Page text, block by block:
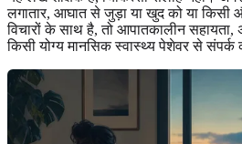
लगातार, आघात से जुड़ा या खुद को या
विचारों के साथ है, तो आपातकालीन
किसी योग्य मानसिक स्वास्थ्य पेशेवर से संपर्क